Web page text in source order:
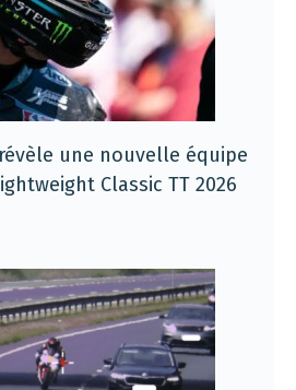
une nouvelle équipe
Classic TT 2026